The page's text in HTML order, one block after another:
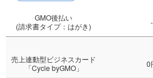
GMO後払い
(請求書タイプ：はがき)
-
売上連動型ビジネスカード
「Cycle byGMO」
0